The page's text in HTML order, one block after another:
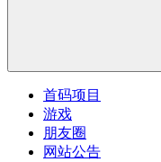
首码项目
游戏
朋友圈
网站公告